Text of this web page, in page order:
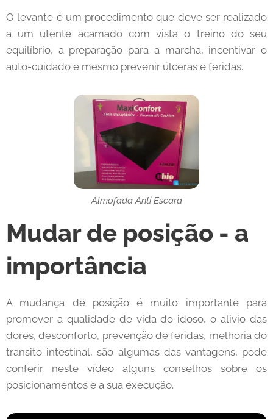
O levante é um procedimento que deve ser realizado
a um utente acamado com vista o treino do seu
equilíbrio, a preparação para a marcha, incentivar o
auto-cuidado e mesmo prevenir úlceras e feridas.
Almofada Anti Escara
Mudar de posição - a
importância
A mudança de posição é muito importante para
promover a qualidade de vida do idoso, o alivio das
dores, desconforto, prevenção de feridas, melhoria do
transito intestinal, são algumas das vantagens, pode
conferir neste vídeo alguns conselhos sobre os
posicionamentos e a sua execução.